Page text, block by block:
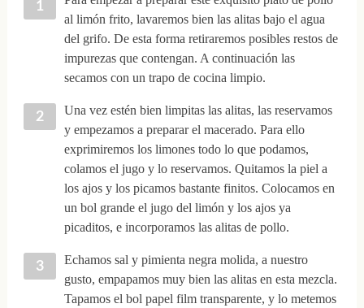
al limón frito, lavaremos bien las alitas bajo el agua
del grifo. De esta forma retiraremos posibles restos de
impurezas que contengan. A continuación las
secamos con un trapo de cocina limpio.
Una vez estén bien limpitas las alitas, las reservamos
y empezamos a preparar el macerado. Para ello
exprimiremos los limones todo lo que podamos,
colamos el jugo y lo reservamos. Quitamos la piel a
los ajos y los picamos bastante finitos. Colocamos en
un bol grande el jugo del limón y los ajos ya
picaditos, e incorporamos las alitas de pollo.
Echamos sal y pimienta negra molida, a nuestro
gusto, empapamos muy bien las alitas en esta mezcla.
Tapamos el bol papel film transparente, y lo metemos